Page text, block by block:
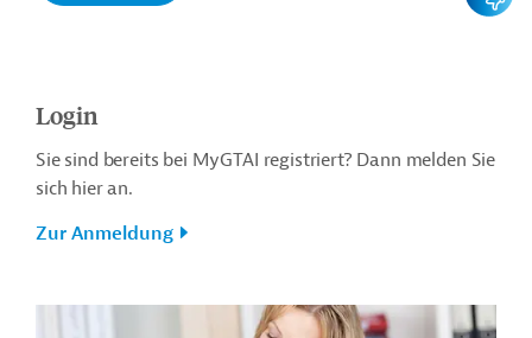
Login
Sie sind bereits bei MyGTAI registriert? Dann melden Sie
sich hier an.
Zur Anmeldung